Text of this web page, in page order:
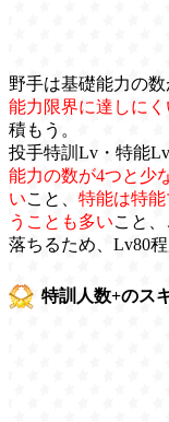
野手は基礎能力の数
能力限界に達しにく
積もう。
投手特訓Lv・特能
能力の数が4つと少
いこと、 特能は特
うことも多いこと
落ちるため、Lv80程
特訓人数+のス